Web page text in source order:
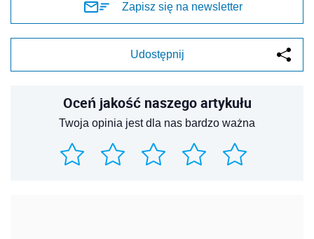
Zapisz się na newsletter
Udostępnij
Oceń jakość naszego artykułu
Twoja opinia jest dla nas bardzo ważna